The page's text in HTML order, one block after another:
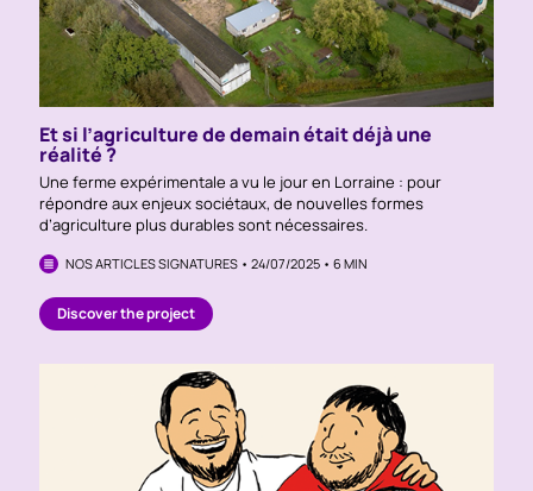
Et si l’agriculture de demain était déjà une
réalité ?
Une ferme expérimentale a vu le jour en Lorraine : pour
répondre aux enjeux sociétaux, de nouvelles formes
d’agriculture plus durables sont nécessaires.
NOS ARTICLES SIGNATURES • 24/07/2025 • 6 MIN
Discover the project